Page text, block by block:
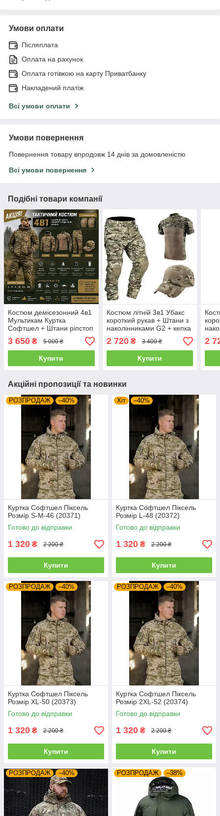
Умови оплати
Післяплата
Оплата на рахунок
Оплата готівкою на карту Приватбанку
Накладений платіж
Всі умови оплати
Умови повернення
Повернення товару впродовж 14 днів за домовленістю
Всі умови повернення
Подібні товари компанії
Костюм демісезонний 4в1
Мультикам Куртка
Софтшел + Штани ріпстоп
з наколінниками + Убакс
3XL (23396)
3 650 ₴ 5 000 ₴
Купити
Костюм літній 3в1 Убакс
короткий рукав + Штани з
наколінниками G2 + кепка
XL
2 720₴ 3 400 ₴
Купити
2XL
2
Акційні пропозиції та новинки
РОЗПРОДАЖ –40%
Куртка Софтшел Піксель
Розмір S-M-46 (20371)
Готово до відправки
1 320 ₴ 2 200 ₴
Купити
Хіт –40%
Куртка Софтшел Піксель
Розмір L-48 (20372)
Готово до відправки
1 320 ₴ 2 200 ₴
Купити
РОЗПРОДАЖ –40%
Куртка Софтшел Піксель
Розмір XL-50 (20373)
Готово до відправки
1 320 ₴ 2 200 ₴
Купити
РОЗПРОДАЖ –40%
Куртка Софтшел Піксель
Розмір 2XL-52 (20374)
Готово до відправки
1 320 ₴ 2 200 ₴
Купити
РОЗПРОДАЖ –40% РОЗПРОДАЖ –38%